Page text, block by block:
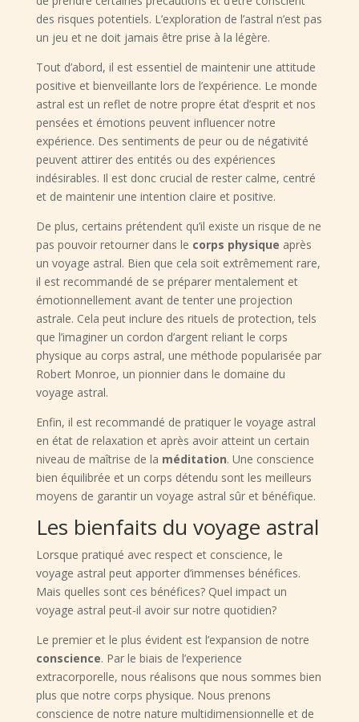
des risques potentiels. L’exploration de l’astral n’est pas
un jeu et ne doit jamais être prise à la légère.
Tout d’abord, il est essentiel de maintenir une attitude
positive et bienveillante lors de l’expérience. Le monde
astral est un reflet de notre propre état d’esprit et nos
pensées et émotions peuvent influencer notre
expérience. Des sentiments de peur ou de négativité
peuvent attirer des entités ou des expériences
indésirables. Il est donc crucial de rester calme, centré
et de maintenir une intention claire et positive.
De plus, certains prétendent qu’il existe un risque de ne
pas pouvoir retourner dans le corps physique après
un voyage astral. Bien que cela soit extrêmement rare,
il est recommandé de se préparer mentalement et
émotionnellement avant de tenter une projection
astrale. Cela peut inclure des rituels de protection, tels
que l’imaginer un cordon d’argent reliant le corps
physique au corps astral, une méthode popularisée par
Robert Monroe, un pionnier dans le domaine du
voyage astral.
Enfin, il est recommandé de pratiquer le voyage astral
en état de relaxation et après avoir atteint un certain
niveau de maîtrise de la méditation. Une conscience
bien équilibrée et un corps détendu sont les meilleurs
moyens de garantir un voyage astral sûr et bénéfique.
Les bienfaits du voyage astral
Lorsque pratiqué avec respect et conscience, le
voyage astral peut apporter d’immenses bénéfices.
Mais quelles sont ces bénéfices? Quel impact un
voyage astral peut-il avoir sur notre quotidien?
Le premier et le plus évident est l’expansion de notre
conscience. Par le biais de l’experience
extracorporelle, nous réalisons que nous sommes bien
plus que notre corps physique. Nous prenons
conscience de notre nature multidimensionnelle et de